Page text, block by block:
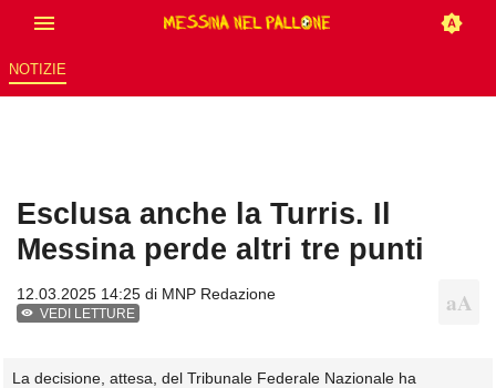
NOTIZIE
Esclusa anche la Turris. Il
Messina perde altri tre punti
12.03.2025 14:25 di MNP Redazione
VEDI LETTURE
La decisione, attesa, del Tribunale Federale Nazionale ha